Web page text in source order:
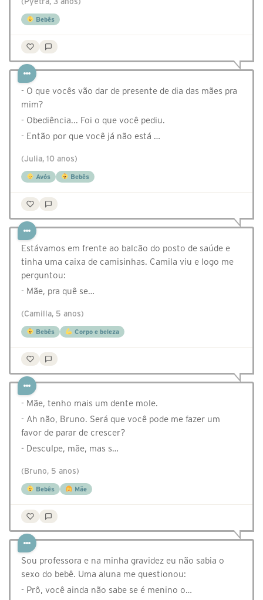
Bebês
- O que vocês vão dar de presente de dia das mães pra
mim?
- Obediência... Foi o que você pediu.
- Então por que você já não está …
(Julia, 10 anos)
Avós Bebês
Estávamos em frente ao balcão do posto de saúde e
tinha uma caixa de camisinhas. Camila viu e logo me
perguntou:
- Mãe, pra quê se…
(Camilla, 5 anos)
Bebês Corpo e beleza
- Mãe, tenho mais um dente mole.
- Ah não, Bruno. Será que você pode me fazer um
favor de parar de crescer?
- Desculpe, mãe, mas s…
(Bruno, 5 anos)
Bebês Mãe
Sou professora e na minha gravidez eu não sabia o
sexo do bebê. Uma aluna me questionou:
- Prô, você ainda não sabe se é menino o…